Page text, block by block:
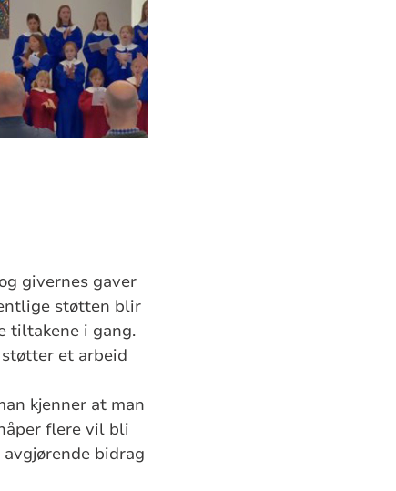
givernes gaver
støtten blir
tiltakene i gang.
et arbeid
kjenner at man
flere vil bli
bidrag